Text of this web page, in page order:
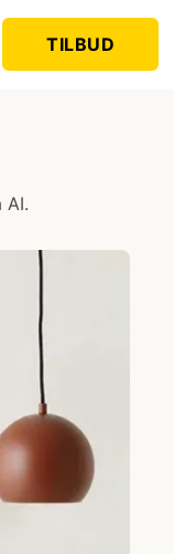
TILBUD
AI.